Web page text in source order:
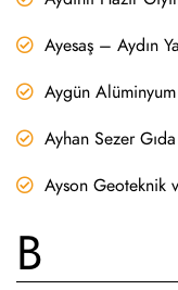
Ayesaş – Aydın
Aygün
Ayhan Sezer
Ayson Geoteknik
B